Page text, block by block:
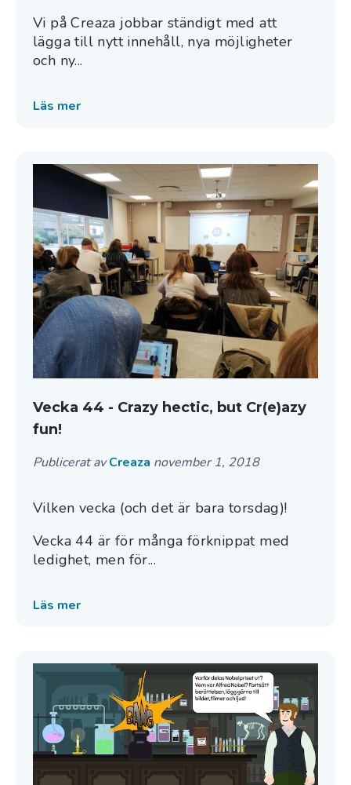
Vi på Creaza jobbar ständigt med att
lägga till nytt innehåll, nya möjligheter
och ny...
Läs mer
Vecka 44 - Crazy hectic, but Cr(e)azy
fun!
Publicerat avCreaza november 1, 2018
Vilken vecka (och det är bara torsdag)!
Vecka 44 är för många förknippat med
ledighet, men för...
Läs mer